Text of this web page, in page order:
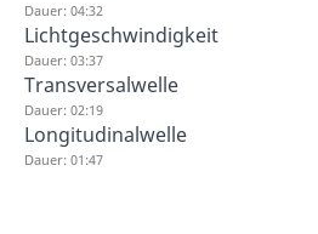
Dauer: 04:32
Lichtgeschwindigkeit
Dauer: 03:37
Transversalwelle
Dauer: 02:19
Longitudinalwelle
Dauer: 01:47